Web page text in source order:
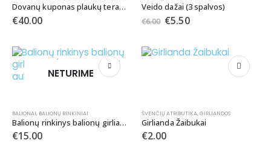
Dovanų kuponas plaukų terapijai GARGŽDUOSE
€40.00
Veido dažai (3 spalvos)
€6.00 €5.50
NETURIME
BALIONAI, BALIONŲ RINKINIAI
Balionų rinkinys balionų girliandai (kreminiai balti auksiniai atspalviai)
€15.00
ŠVENČIŲ ATRIBUTIKA, GIRLIANDOS
Girlianda Žaibukai
€2.00